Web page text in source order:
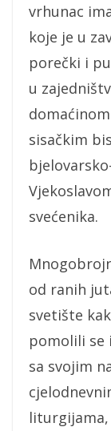
vrhunac
koje je u
porečki i
u
sisačkim
svećenika.
od ranih
svetište
pomolili se
sa svojim